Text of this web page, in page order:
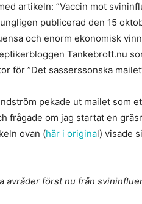
artikeln: ”Vaccin mot
publicerad den 15
och enorm ekonomisk
Tankebrott.nu
för ”Det sasserssonska
pekade ut mailet som
frågade om jag startat en
ovan (här i original) visade
avråder först nu från